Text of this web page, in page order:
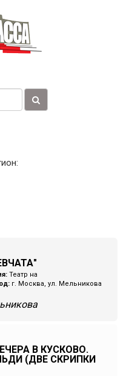
Театр на
г. Москва, ул. Мельникова
В КУСКОВО.
(ДВЕ СКРИПКИ